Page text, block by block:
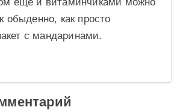
обыденно, как просто
с мандаринами.